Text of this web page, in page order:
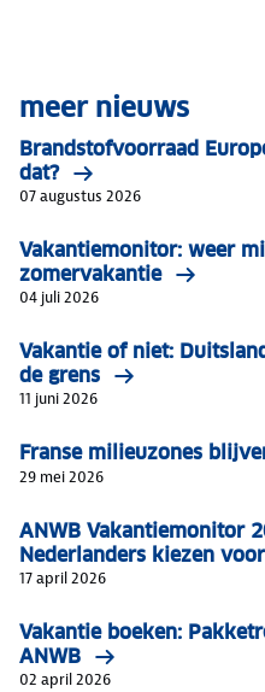
meer nieuws
Brandstofvoorraad
dat?
07 augustus 2026
Vakantiemonitor: weer
zomervakantie
04 juli 2026
Vakantie of niet:
de grens
11 juni 2026
Franse milieuzones
29 mei 2026
ANWB Vakantiemonitor
Nederlanders kiezen
17 april 2026
Vakantie boeken:
ANWB
02 april 2026